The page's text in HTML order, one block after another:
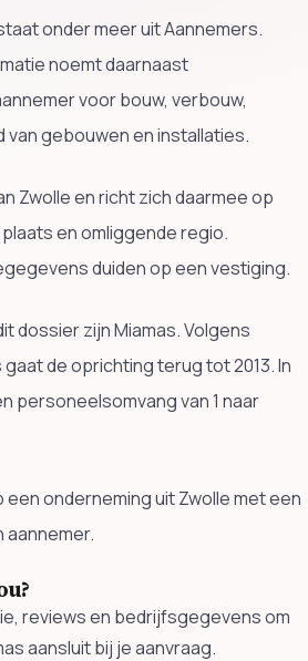
onder meer uit Aannemers.
noemt daarnaast
voor bouw, verbouw,
gebouwen en installaties.
Zwolle en richt zich daarmee op
en omliggende regio.
duiden op een vestiging.
dossier zijn Miamas. Volgens
de oprichting terug tot 2013. In
personeelsomvang van 1 naar
onderneming uit Zwolle met een
aannemer.
reviews en bedrijfsgegevens om
aansluit bij je aanvraag.